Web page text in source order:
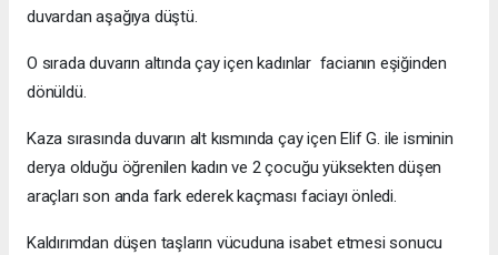
duvardan aşağıya düştü.
O sırada duvarın altında çay içen kadınlar facianın eşiğinden
dönüldü.
Kaza sırasında duvarın alt kısmında çay içen Elif G. ile isminin
derya olduğu öğrenilen kadın ve 2 çocuğu yüksekten düşen
araçları son anda fark ederek kaçması faciayı önledi.
Kaldırımdan düşen taşların vücuduna isabet etmesi sonucu